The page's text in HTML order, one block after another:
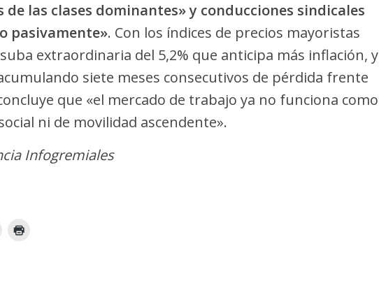
las clases dominantes» y conducciones sindicales
pasivamente». Con los índices de precios mayoristas
extraordinaria del 5,2% que anticipa más inflación, y
siete meses consecutivos de pérdida frente
que «el mercado de trabajo ya no funciona como
ni de movilidad ascendente».
Infogremiales